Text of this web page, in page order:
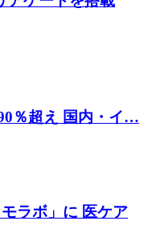
％超え 国内・イ…
ラボ」に 医ケア